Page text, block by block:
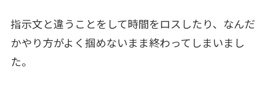
指示文と違うことをして時間をロスしたり、なんだ
かやり方がよく掴めないまま終わってしまいまし
た。